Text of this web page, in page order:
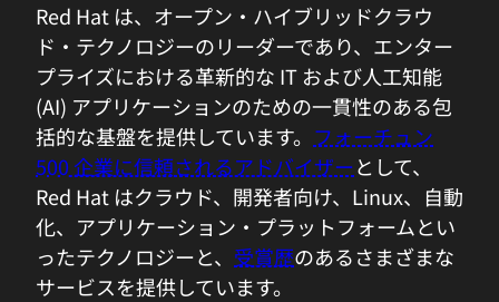
Red Hat は、オープン・ハイブリッドクラウ
ド・テクノロジーのリーダーであり、エンター
プライズにおける革新的な IT および人工知能
(AI) アプリケーションのための一貫性のある包
括的な基盤を提供しています。 フォーチュン
500 企業に信頼されるアドバイザーとして、
Red Hat はクラウド、開発者向け、Linux、自動
化、アプリケーション・プラットフォームとい
ったテクノロジーと、 受賞歴のあるさまざまな
サービスを提供しています。